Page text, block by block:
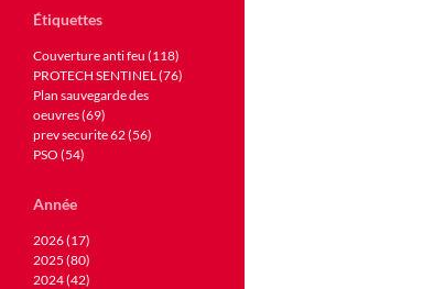
Étiquettes
Couverture anti feu (118)
PROTECH SENTINEL (76)
Plan sauvegarde des
oeuvres (69)
prev securite 62 (56)
PSO (54)
Année
2026 (17)
2025 (80)
2024 (42)